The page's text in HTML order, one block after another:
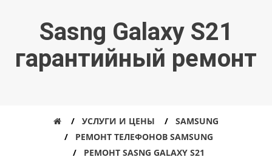
Sasng Galaxy S21
гарантийный ремонт
УСЛУГИ И ЦЕНЫ
SAMSUNG
РЕМОНТ ТЕЛЕФОНОВ SAMSUNG
РЕМОНТ SASNG GALAXY S21